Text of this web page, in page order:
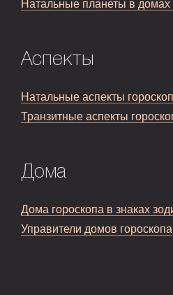
Натальные планеты в домах
Аспекты
Натальные аспекты
Транзитные аспекты
Дома
Дома гороскопа в знаках
Управители домов гороскопа